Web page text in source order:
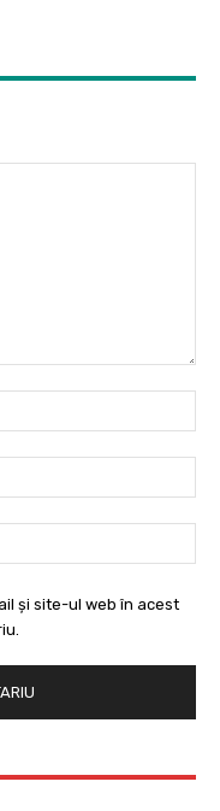
și site-ul web în acest